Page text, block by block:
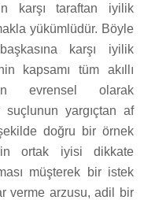
karşı taraftan iyilik
yükümlüdür. Böyle
karşı iyilik
kapsamı tüm akıllı
evrensel olarak
yargıçtan af
doğru bir örnek
ortak iyisi dikkate
müşterek bir istek
verme arzusu, adil bir